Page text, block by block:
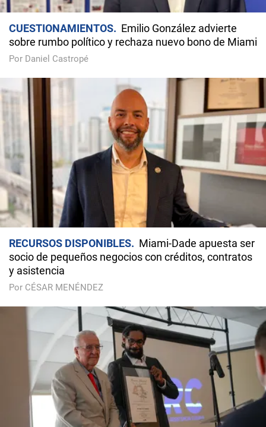
CUESTIONAMIENTOS
Emilio González advierte
sobre rumbo político y rechaza nuevo bono de Miami
Por Daniel Castropé
RECURSOS DISPONIBLES
Miami-Dade apuesta ser
socio de pequeños negocios con créditos, contratos
y asistencia
Por CÉSAR MENÉNDEZ